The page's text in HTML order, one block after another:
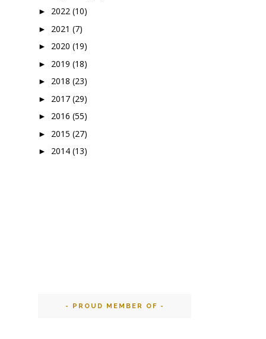
► 2022 (10)
► 2021 (7)
► 2020 (19)
► 2019 (18)
► 2018 (23)
► 2017 (29)
► 2016 (55)
► 2015 (27)
► 2014 (13)
- PROUD MEMBER OF -